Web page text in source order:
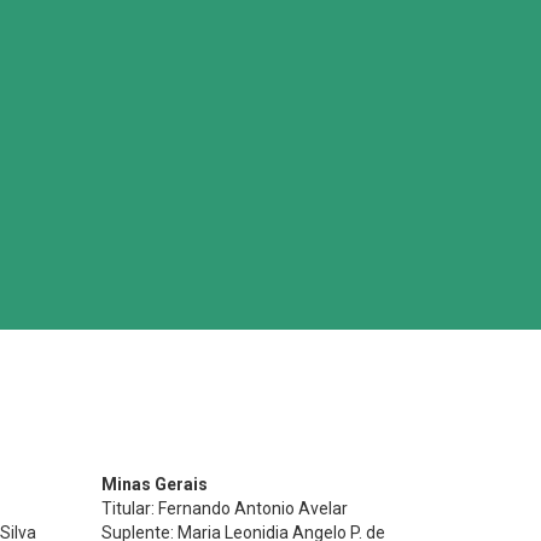
Minas Gerais
Titular: Fernando Antonio Avelar
Suplente: Maria Leonidia Angelo P. de